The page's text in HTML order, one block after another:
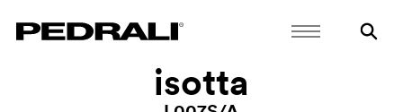
isotta